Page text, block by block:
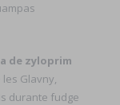
de zyloprim
Glavny,
durante fudge